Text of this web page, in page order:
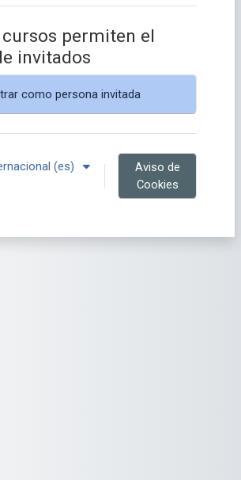
permiten el
invitados
como persona invitada
‎(es)‎
Aviso de
Cookies